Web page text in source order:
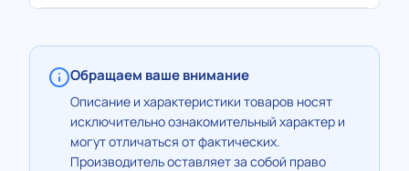
Обращаем ваше внимание
Описание и характеристики товаров носят
исключительно ознакомительный характер и
могут отличаться от фактических.
Производитель оставляет за собой право